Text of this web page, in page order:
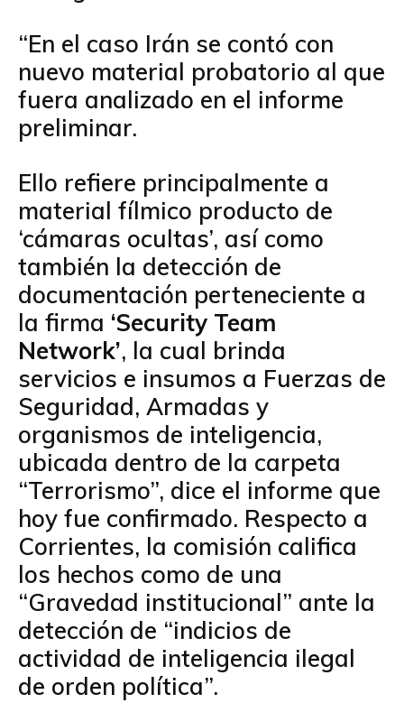
“En el caso Irán se contó con
nuevo material probatorio al que
fuera analizado en el informe
preliminar.
Ello refiere principalmente a
material fílmico producto de
‘cámaras ocultas’, así como
también la detección de
documentación perteneciente a
la firma ‘Security Team
Network’, la cual brinda
servicios e insumos a Fuerzas de
Seguridad, Armadas y
organismos de inteligencia,
ubicada dentro de la carpeta
“Terrorismo”, dice el informe que
hoy fue confirmado. Respecto a
Corrientes, la comisión califica
los hechos como de una
“Gravedad institucional” ante la
detección de “indicios de
actividad de inteligencia ilegal
de orden política”.